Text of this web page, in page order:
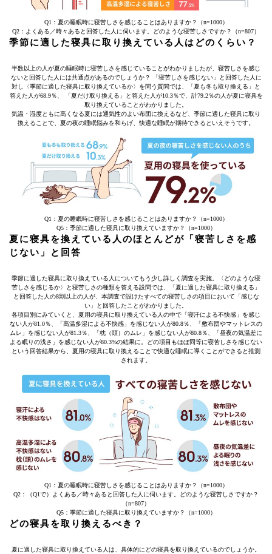
Q1：夏の睡眠時に寝苦しさを感じることはありますか？（n=1000）
Q2：よくある／時々あると回答した人に伺います。どのような寝苦しさですか？（n=807）
季節に適した寝具に取り換えている人はどのくらい？
半数以上の人が夏の睡眠時に寝苦しさを感じていることがわかりましたが、寝苦しさを感じ
ないと回答した人には共通点があるのでしょうか？ 「寝苦しさを感じない」と回答した人に
対し〈季節に適した寝具に取り換えているか〉を問う質問では、「夏も冬も取り換える」と
答えた人が68.9％、 「夏だけ取り換える」と答えた人が10.3％で、計79.2％の人が夏に寝具を
取り換えていることがわかりました。
気温・湿度ともに高くなる夏には通気性のよい布団に換えるなど、季節に適した寝具に取り
換えることで、夏の夜の睡眠悩みを和らげ、快適な睡眠が期待できるといえそうです。
Q1：夏の睡眠時に寝苦しさを感じることはありますか？（n=1000）
Q5：季節に適した寝具に取り換えていますか？（n=1000）
夏に寝具を換えている人のほとんどが「寝苦しさを感
じない」と回答
季節に適した寝具に取り換えている人についてもう少し詳しく調査を実施。〈どのような寝
苦しさを感じるか〉と寝苦しさの種類を答える設問では、「夏に適した寝具に取り換える」
と回答した人の8割以上の人が、本調査で設けたすべての寝苦しさの項目において「感じな
い」と回答したことがわかりました。
各項目別にみていくと、夏用の寝具に取り換えている人の中で「寝汗による不快感」を感じ
ない人が81.0％、「高温多湿による不快感」を感じない人が80.8％、「敷布団やマットレスの
ムレ」を感じない人が81.3％、「枕（頭）のムレ」を感じない人が80.8％、「昼夜の気温差に
よる眠りの浅さ」を感じない人が80.3%の結果に。どの項目もほぼ同等に寝苦しさを感じない
という回答結果から、夏用の寝具に取り換えることで快適な睡眠に導くことができると推測
されます。
Q1：夏の睡眠時に寝苦しさを感じることはありますか？（n=1000）
Q2：（Q1で）よくある／時々あると回答した人に伺います。どのような寝苦しさですか？
（n=807）
Q5：季節に適した寝具に取り換えていますか？（n=1000）
どの寝具を取り換えるべき？
夏に適した寝具に取り換えている人は、具体的にどの寝具を取り換えているのでしょうか。